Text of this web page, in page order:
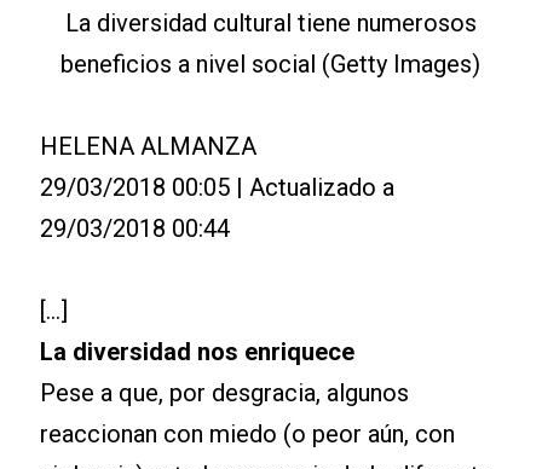
La diversidad cultural tiene numerosos
beneficios a nivel social (Getty Images)
HELENA ALMANZA
29/03/2018 00:05 | Actualizado a
29/03/2018 00:44
[…]
La diversidad nos enriquece
Pese a que, por desgracia, algunos
reaccionan con miedo (o peor aún, con